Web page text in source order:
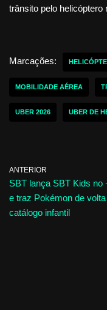
trânsito pelo helicóptero
Marcações:
MOBILIDADE AÉREA
UBER 2026 UBER DE
ANTERIOR
SBT lança SBT Kids no
e traz Pokémon de
catálogo infantil